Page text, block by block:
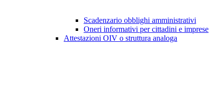
Scadenzario obblighi amministrativi
Oneri informativi per cittadini e imprese
Attestazioni OIV o struttura analoga